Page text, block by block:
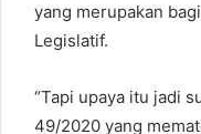
yang merupakan
Legislatif.
“Tapi upaya itu jadi
49/2020 yang